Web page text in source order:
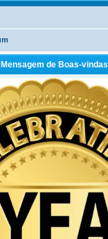
Mensagem de Boas-vindas